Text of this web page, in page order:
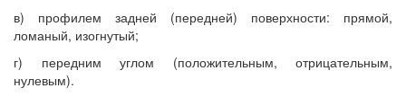
в) профилем задней (передней) поверхности: прямой,
ломаный, изогнутый;
г) передним углом (положительным, отрицательным,
нулевым).